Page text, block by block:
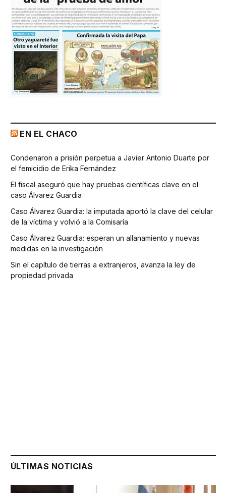
EN EL CHACO
Condenaron a prisión perpetua a Javier Antonio Duarte por
el femicidio de Erika Fernández
El fiscal aseguró que hay pruebas científicas clave en el
caso Álvarez Guardia
Caso Álvarez Guardia: la imputada aportó la clave del celular
de la víctima y volvió a la Comisaría
Caso Álvarez Guardia: esperan un allanamiento y nuevas
medidas en la investigación
Sin el capítulo de tierras a extranjeros, avanza la ley de
propiedad privada
ÚLTIMAS NOTICIAS